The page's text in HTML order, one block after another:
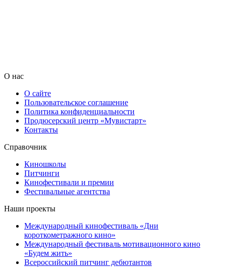
О нас
О сайте
Пользовательское соглашение
Политика конфиденциальности
Продюсерский центр «Мувистарт»
Контакты
Справочник
Киношколы
Питчинги
Кинофестивали и премии
Фестивальные агентства
Наши проекты
Международный кинофестиваль «Дни
короткометражного кино»
Международный фестиваль мотивационного кино
«Будем жить»
Всероссийский питчинг дебютантов